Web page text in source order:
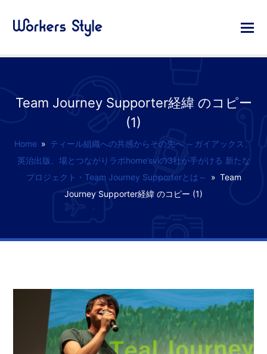
Team Journey Supporter経緯 のコピー
(1)
Home » ティール組織への共感からその先へ ～ガイアックス、
英治出版、場とつながりラボhome’sviの3社が手がける 新たな
プロジェクト・Team Journey Supporterとは～
» Team
Journey Supporter経緯 のコピー (1)